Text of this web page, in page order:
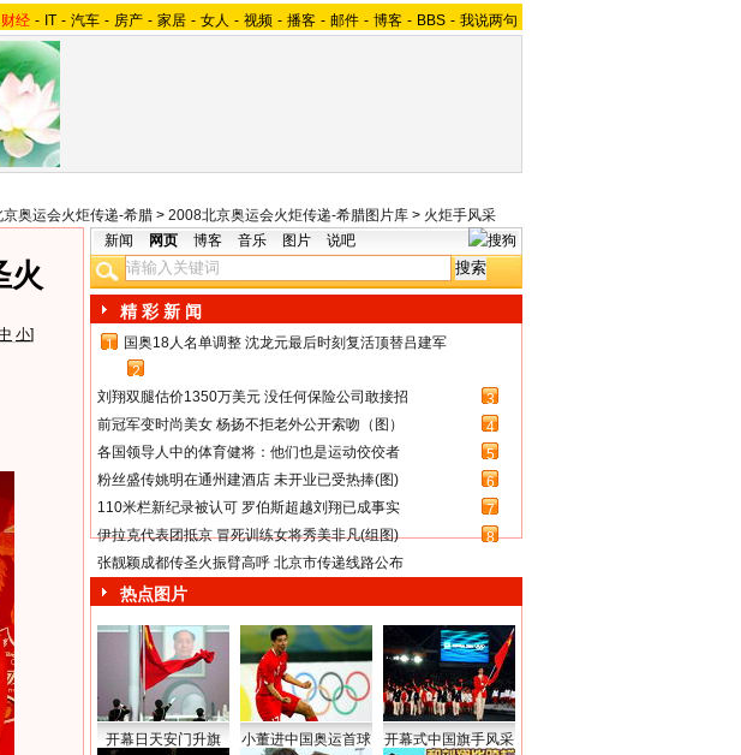
财经 - IT - 汽车 - 房产 - 家居 - 女人 - 视频 - 播客 - 邮件 - 博客 - BBS - 我说两句
奥运会火炬传递-希腊 > 2008北京奥运会火炬传递-希腊图片库 > 火炬手风采
火
小]
新闻 网页 博客 音乐 图片 说吧
精 彩 新 闻
1
国奥18人名单调整 沈龙元最后时刻复活顶替吕建军
2
刘翔双腿估价1350万美元 没任何保险公司敢接招
3
前冠军变时尚美女 杨扬不拒老外公开索吻（图）
4
各国领导人中的体育健将：他们也是运动佼佼者
5
粉丝盛传姚明在通州建酒店 未开业已受热捧(图)
6
110米栏新纪录被认可 罗伯斯超越刘翔已成事实
7
伊拉克代表团抵京 冒死训练女将秀美非凡(组图)
8
张靓颖成都传圣火振臂高呼 北京市传递线路公布
热点图片
开幕日天安门升旗 小董进中国奥运首球 开幕式中国旗手风采